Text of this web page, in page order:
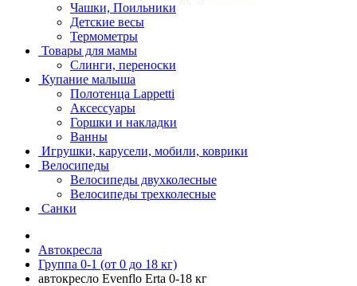
Чашки, Поильники
Детские весы
Термометры
Товары для мамы
Слинги, переноски
Купание малыша
Полотенца Lappetti
Аксессуары
Горшки и накладки
Ванны
Игрушки, карусели, мобили, коврики
Велосипеды
Велосипеды двухколесные
Велосипеды трехколесные
Санки
Автокресла
Группа 0-1 (от 0 до 18 кг)
автокресло Evenflo Erta 0-18 кг